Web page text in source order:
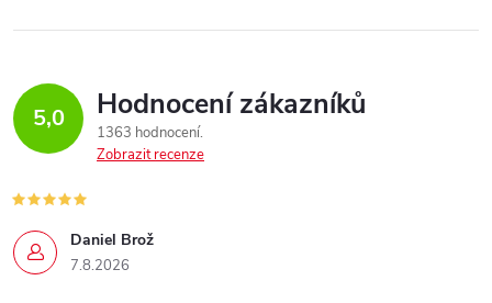
5,0 Hodnocení zákazníků
1363 hodnocení
Zobrazit recenze
Daniel Brož
7.8.2026